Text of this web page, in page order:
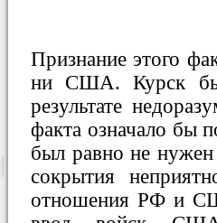
Признание этого
ни США. Курск
результате
факта означало бы
был равно не нужен
сокрытия
отношения РФ и